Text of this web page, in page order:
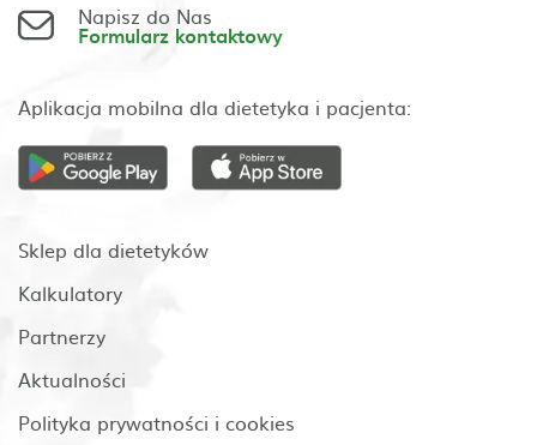
Napisz do Nas
Formularz kontaktowy
Aplikacja mobilna dla dietetyka i pacjenta:
Sklep dla dietetyków
Kalkulatory
Partnerzy
Aktualności
Polityka prywatności i cookies